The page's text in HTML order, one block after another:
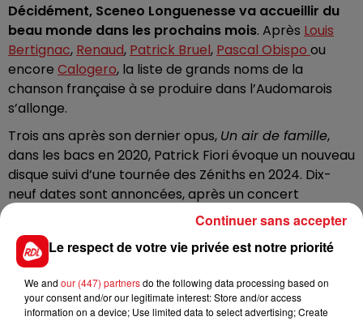
Décidément, Sceneo Longuenesse va accueillir du
beau monde dans les prochains mois. Après Louis
Bertignac, Renaud, Patrick Bruel, Pascal Obispo ou
encore Calogero, la liste de grands noms de la
chanson française à se produire dans l’Audomarois
s’allonge.
Trois ans après son dernier opus, Un air de famille,
dans les bacs en 2020, Patrick Fiori évoque un nouveau
disque suivi d’une tournée des Zéniths en 2024. Dix-
neuf dates sont annoncées, après un concert
d’ouverture au Dôme de Marseille le 16 mars 2024.
Dans le Nord-Pas-de-Calais, le chanteur membre des
Enfoirés et coach dans l’émission “The Voice Kids”,
passera par Lille, le 30 mars, et Sceneo Longuenesse,
le 27 novembre.
Le respect de votre vie privée est notre priorité
We and our (447) partnersdo the following data processing based on
your consent and/or our legitimate interest: Store and/or access
information on a device; Use limited data to select advertising; Create
Continuer sans accepter